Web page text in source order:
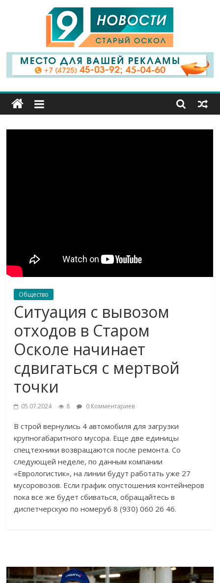
9
Канал
Старый
Общество
Ситуация с вывозом
отходов в Старом
Осколе начинает
сдвигаться с мертвой
точки
05.07.2024 8 0 Комментариев
В строй вернулись 4 автомобиля для загрузки
крупногабаритного мусора. Еще две единицы
спецтехники возвращаются после ремонта. Со
следующей неделе, по данным компании
«Еврологистик», на линии будут работать уже 27
мусоровозов. Если график опустошения контейнеров
пока все же будет сбиваться, обращайтесь в
диспетчерскую по номеру6 8 (930) 060 26 46.